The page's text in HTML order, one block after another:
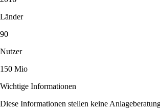
Länder
90
Nutzer
150 Mio
Wichtige Informationen
Diese Informationen stellen keine